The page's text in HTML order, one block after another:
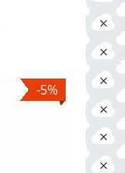
-5%